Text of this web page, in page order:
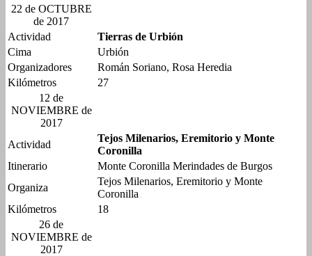
22 de OCTUBRE
de 2017
Actividad
Tierras de Urbión
Cima
Urbión
Organizadores
Román Soriano, Rosa Heredia
Kilómetros
27
12 de
NOVIEMBRE de
2017
Actividad
Tejos Milenarios, Eremitorio y Monte
Coronilla
Itinerario
Monte Coronilla Merindades de Burgos
Organiza
Tejos Milenarios, Eremitorio y Monte
Coronilla
Kilómetros
18
26 de
NOVIEMBRE de
2017